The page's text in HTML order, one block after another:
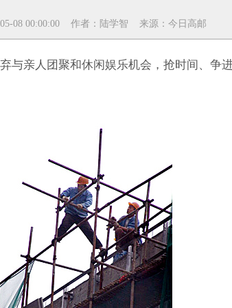
05-08 00:00:00 作者：陆学智 来源：今日高邮
与亲人团聚和休闲娱乐机会，抢时间、争